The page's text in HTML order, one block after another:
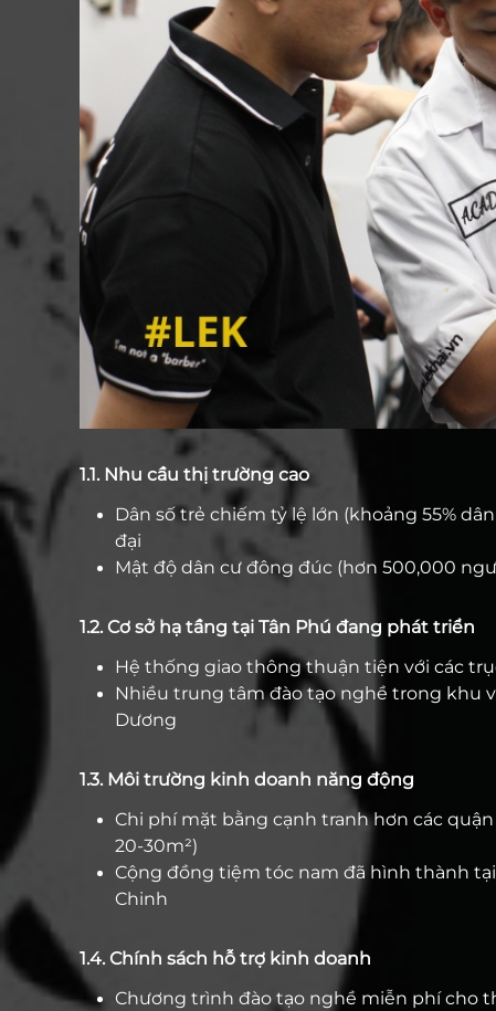
1.1. Nhu cầu thị trường cao
Dân số trẻ chiếm tỷ lệ lớn (khoảng 55%
đại
Mật độ dân cư đông đúc (hơn 500,000
1.2. Cơ sở hạ tầng tại Tân Phú đang phát triển
Hệ thống giao thông thuận tiện với các
Nhiều trung tâm đào tạo nghề trong khu
Dương
1.3. Môi trường kinh doanh năng động
Chi phí mặt bằng cạnh tranh hơn các
20-30m²)
Cộng đồng tiệm tóc nam đã hình thành
Chinh
1.4. Chính sách hỗ trợ kinh doanh
Chương trình đào tạo nghề miễn phí cho